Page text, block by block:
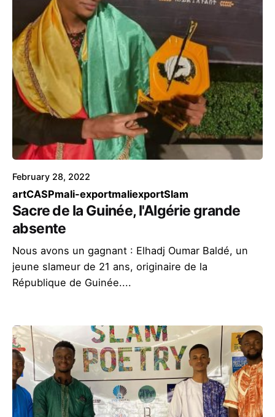
February 28, 2022
artCASPmali-exportmaliexportSlam
Sacre de la Guinée, l'Algérie grande
absente
Nous avons un gagnant : Elhadj Oumar Baldé, un
jeune slameur de 21 ans, originaire de la
République de Guinée....